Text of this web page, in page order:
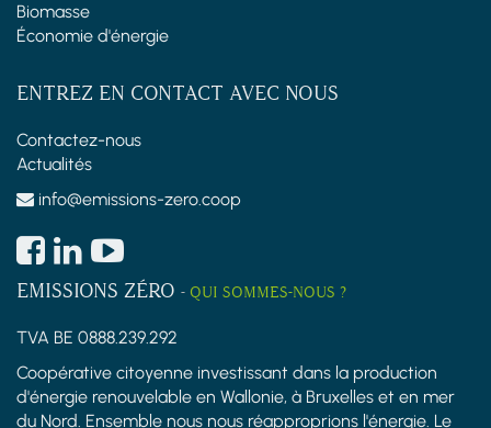
Biomasse
Économie d'énergie
ENTREZ EN CONTACT AVEC NOUS
Contactez-nous
Actualités
info@emissions-zero.coop
EMISSIONS ZÉRO - QUI SOMMES-NOUS ?
TVA BE 0888.239.292
Coopérative citoyenne investissant dans la production
d'énergie renouvelable en Wallonie, à Bruxelles et en mer
du Nord. Ensemble nous nous réapproprions l'énergie. Le